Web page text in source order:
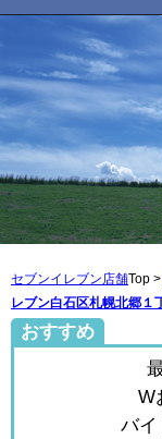
セブンイレブン店舗Top >
レブン白石区札幌北郷１
おすすめ
W
バイ